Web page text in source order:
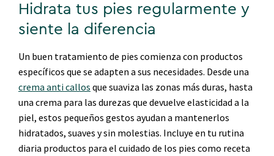
Hidrata tus pies regularmente y
siente la diferencia
Un buen tratamiento de pies comienza con productos
específicos que se adapten a sus necesidades. Desde una
crema anti callos que suaviza las zonas más duras, hasta
una crema para las durezas que devuelve elasticidad a la
piel, estos pequeños gestos ayudan a mantenerlos
hidratados, suaves y sin molestias. Incluye en tu rutina
diaria productos para el cuidado de los pies como receta